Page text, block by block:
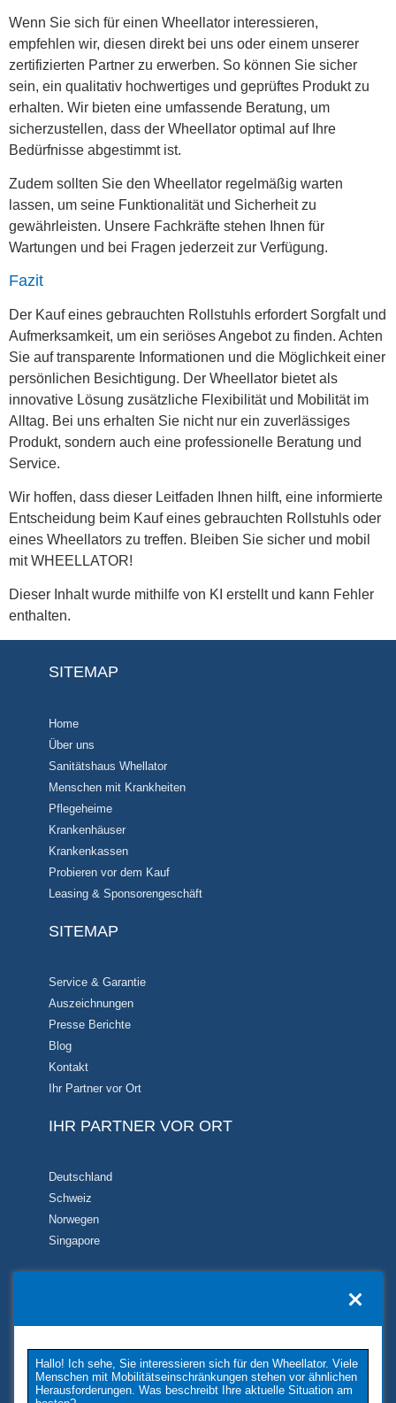
Wenn Sie sich für einen Wheellator interessieren,
empfehlen wir, diesen direkt bei uns oder einem unserer
zertifizierten Partner zu erwerben. So können Sie sicher
sein, ein qualitativ hochwertiges und geprüftes Produkt zu
erhalten. Wir bieten eine umfassende Beratung, um
sicherzustellen, dass der Wheellator optimal auf Ihre
Bedürfnisse abgestimmt ist.
Zudem sollten Sie den Wheellator regelmäßig warten
lassen, um seine Funktionalität und Sicherheit zu
gewährleisten. Unsere Fachkräfte stehen Ihnen für
Wartungen und bei Fragen jederzeit zur Verfügung.
Fazit
Der Kauf eines gebrauchten Rollstuhls erfordert Sorgfalt und
Aufmerksamkeit, um ein seriöses Angebot zu finden. Achten
Sie auf transparente Informationen und die Möglichkeit einer
persönlichen Besichtigung. Der Wheellator bietet als
innovative Lösung zusätzliche Flexibilität und Mobilität im
Alltag. Bei uns erhalten Sie nicht nur ein zuverlässiges
Produkt, sondern auch eine professionelle Beratung und
Service.
Wir hoffen, dass dieser Leitfaden Ihnen hilft, eine informierte
Entscheidung beim Kauf eines gebrauchten Rollstuhls oder
eines Wheellators zu treffen. Bleiben Sie sicher und mobil
mit WHEELLATOR!
Hallo! Ich sehe, Sie interessieren sich für den Wheellator. Viele
Menschen mit Mobilitätseinschränkungen stehen vor ähnlichen
Herausforderungen. Was beschreibt Ihre aktuelle Situation am
Dieser Inhalt wurde mithilfe von KI erstellt und kann Fehler
enthalten.
SITEMAP
Home
Über uns
Sanitätshaus Whellator
Menschen mit Krankheiten
Pflegeheime
Krankenhäuser
Krankenkassen
Probieren vor dem Kauf
Leasing & Sponsorengeschäft
SITEMAP
Service & Garantie
Auszeichnungen
Presse Berichte
Blog
Kontakt
Ihr Partner vor Ort
IHR PARTNER VOR ORT
Deutschland
Schweiz
Norwegen
Singapore
TUKIMET OY
Kaivopuistontie 33
26100 Rauma
Phone: +358 2 677 4222